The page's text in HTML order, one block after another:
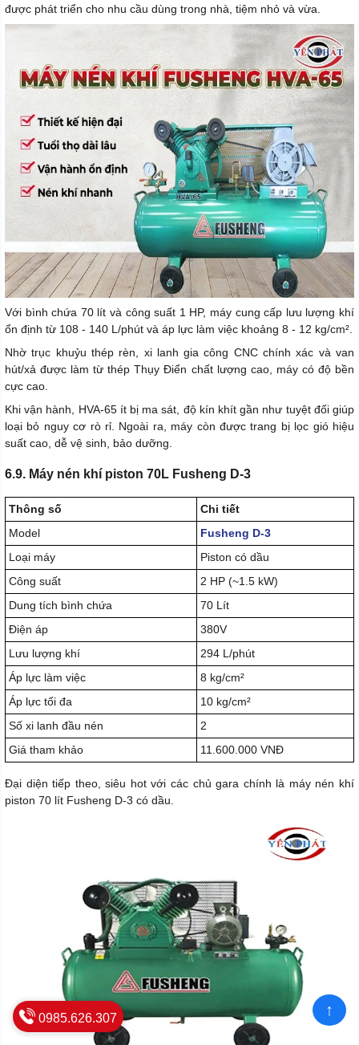
được phát triển cho nhu cầu dùng trong nhà, tiệm nhỏ và vừa.
Với bình chứa 70 lít và công suất 1 HP, máy cung cấp lưu lượng khí
ổn định từ 108 - 140 L/phút và áp lực làm việc khoảng 8 - 12 kg/cm².
Nhờ trục khuỷu thép rèn, xi lanh gia công CNC chính xác và van
hút/xả được làm từ thép Thụy Điển chất lượng cao, máy có độ bền
cực cao.
Khi vận hành, HVA-65 ít bị ma sát, độ kín khít gần như tuyệt đối giúp
loại bỏ nguy cơ rò rỉ. Ngoài ra, máy còn được trang bị lọc gió hiệu
suất cao, dễ vệ sinh, bảo dưỡng.
6.9. Máy nén khí piston 70L Fusheng D-3
Thông số
Chi tiết
Model
Fusheng D-3
Loại máy
Piston có dầu
Công suất
2 HP (~1.5 kW)
Dung tích bình chứa
70 Lít
Điện áp
380V
Lưu lượng khí
294 L/phút
Áp lực làm việc
8 kg/cm²
Áp lực tối đa
10 kg/cm²
Số xi lanh đầu nén
2
Giá tham khảo
11.600.000 VNĐ
Đại diện tiếp theo, siêu hot với các chủ gara chính là máy nén khí
piston 70 lít Fusheng D-3 có dầu.
0985.626.307 ↑